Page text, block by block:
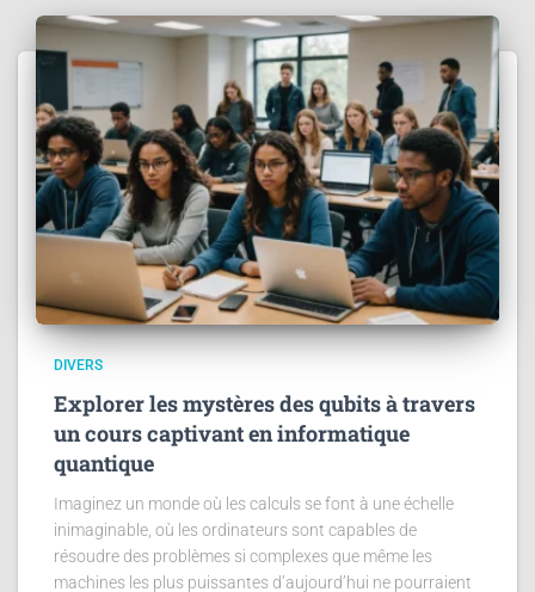
DIVERS
Explorer les mystères des qubits à travers
un cours captivant en informatique
quantique
Imaginez un monde où les calculs se font à une échelle
inimaginable, où les ordinateurs sont capables de
résoudre des problèmes si complexes que même les
machines les plus puissantes d’aujourd’hui ne pourraient